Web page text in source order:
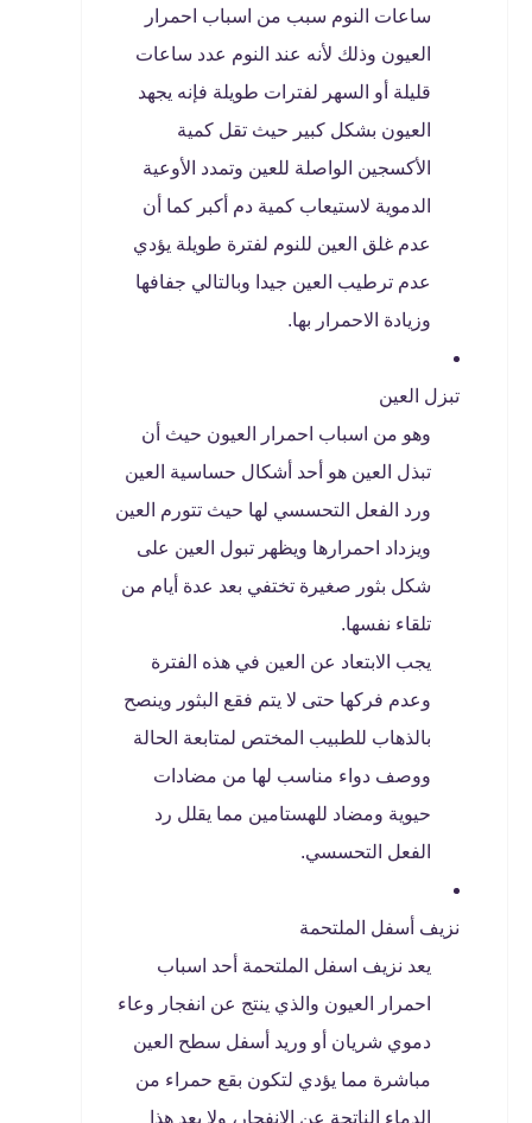
ساعات النوم سبب من اسباب احمرار
العيون وذلك لأنه عند النوم عدد ساعات
قليلة أو السهر لفترات طويلة فإنه يجهد
العيون بشكل كبير حيث تقل كمية
الأكسجين الواصلة للعين وتمدد الأوعية
الدموية لاستيعاب كمية دم أكبر كما أن
عدم غلق العين للنوم لفترة طويلة يؤدي
عدم ترطيب العين جيدا وبالتالي جفافها
وزيادة الاحمرار بها.
تبزل العين
وهو من اسباب احمرار العيون حيث أن
تبذل العين هو أحد أشكال حساسية العين
ورد الفعل التحسسي لها حيث تتورم العين
ويزداد احمرارها ويظهر تبول العين على
شكل بثور صغيرة تختفي بعد عدة أيام من
تلقاء نفسها.
يجب الابتعاد عن العين في هذه الفترة
وعدم فركها حتى لا يتم فقع البثور وينصح
بالذهاب للطبيب المختص لمتابعة الحالة
ووصف دواء مناسب لها من مضادات
حيوية ومضاد للهستامين مما يقلل رد
الفعل التحسسي.
نزيف أسفل الملتحمة
يعد نزيف اسفل الملتحمة أحد اسباب
احمرار العيون والذي ينتج عن انفجار وعاء
دموي شريان أو وريد أسفل سطح العين
مباشرة مما يؤدي لتكون بقع حمراء من
الدماء الناتجة عن الانفجار، ولا يعد هذا